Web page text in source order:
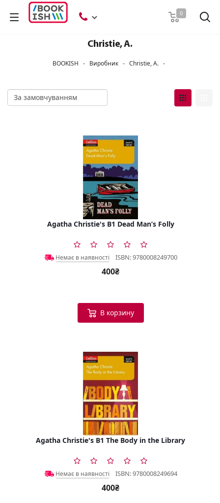
0
Christie, A.
BOOKISH - Виробник - Christie, A. -
Agatha Christie's B1 Dead Man’s Folly
Немає в наявності ISBN: 9780008249700
400₴
В корзину
Agatha Christie's B1 The Body in the Library
Немає в наявності ISBN: 9780008249694
400₴